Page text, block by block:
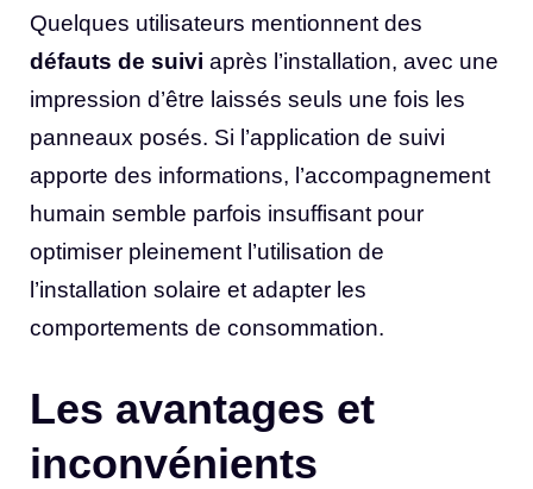
Quelques utilisateurs mentionnent des
défauts de suivi après l’installation, avec une
impression d’être laissés seuls une fois les
panneaux posés. Si l’application de suivi
apporte des informations, l’accompagnement
humain semble parfois insuffisant pour
optimiser pleinement l’utilisation de
l’installation solaire et adapter les
comportements de consommation.
Les avantages et
inconvénients